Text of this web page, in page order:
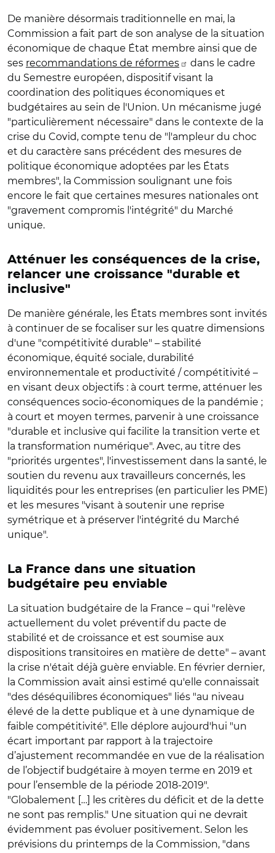
De manière désormais traditionnelle en mai, la
Commission a fait part de son analyse de la situation
économique de chaque État membre ainsi que de
ses recommandations de réformes
dans le cadre
du Semestre européen, dispositif visant la
coordination des politiques économiques et
budgétaires au sein de l'Union. Un mécanisme jugé
"particulièrement nécessaire" dans le contexte de la
crise du Covid, compte tenu de "l'ampleur du choc
et du caractère sans précédent des mesures de
politique économique adoptées par les États
membres", la Commission soulignant une fois
encore le fait que certaines mesures nationales ont
"gravement compromis l'intégrité" du Marché
unique.
Atténuer les conséquences de la crise,
relancer une croissance "durable et
inclusive"
De manière générale, les États membres sont invités
à continuer de se focaliser sur les quatre dimensions
d'une "compétitivité durable" – stabilité
économique, équité sociale, durabilité
environnementale et productivité / compétitivité –
en visant deux objectifs : à court terme, atténuer les
conséquences socio-économiques de la pandémie ;
à court et moyen termes, parvenir à une croissance
"durable et inclusive qui facilite la transition verte et
la transformation numérique". Avec, au titre des
"priorités urgentes", l'investissement dans la santé, le
soutien du revenu aux travailleurs concernés, les
liquidités pour les entreprises (en particulier les PME)
et les mesures "visant à soutenir une reprise
symétrique et à préserver l'intégrité du Marché
unique".
La France dans une situation
budgétaire peu enviable
La situation budgétaire de la France – qui "relève
actuellement du volet préventif du pacte de
stabilité et de croissance et est soumise aux
dispositions transitoires en matière de dette" – avant
la crise n'était déjà guère enviable. En février dernier,
la Commission avait ainsi estimé qu'elle connaissait
"des déséquilibres économiques" liés "au niveau
élevé de la dette publique et à une dynamique de
faible compétitivité". Elle déplore aujourd'hui "un
écart important par rapport à la trajectoire
d’ajustement recommandée en vue de la réalisation
de l’objectif budgétaire à moyen terme en 2019 et
pour l’ensemble de la période 2018-2019".
"Globalement […] les critères du déficit et de la dette
ne sont pas remplis." Une situation qui ne devrait
évidemment pas évoluer positivement. Selon les
prévisions du printemps de la Commission, "dans